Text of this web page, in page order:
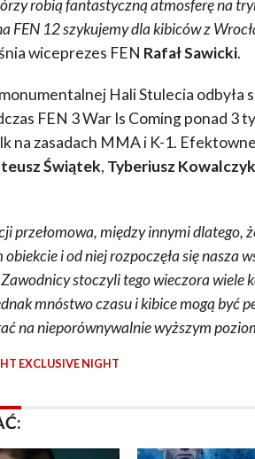
robią fantastyczną atmosferę na
FEN 12 szykujemy dla kibiców z
wiceprezes FEN Rafał Sawicki.
Hali Stulecia odbyła
FEN 3 War Is Coming ponad 3
na zasadach MMA i K-1. Efektowne
Świątek, Tyberiusz Kowalczyk
przełomowa, między innymi dlatego,
i od niej rozpoczęła się nasza
Zawodnicy stoczyli tego wieczora wiele
mnóstwo czasu i kibice mogą być
na nieporównywalnie wyższym
EXCLUSIVE NIGHT